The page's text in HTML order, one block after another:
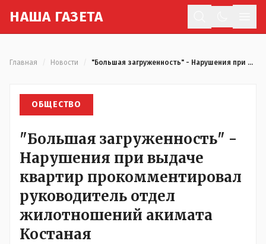
НАША ГАЗЕТА
Главная Новости "Большая загруженность" - Нарушения при выдаче квартир прокомментировал руководитель отдел жилотношений акимата Костаная
ОБЩЕСТВО
"Большая загруженность" -
Нарушения при выдаче
квартир прокомментировал
руководитель отдел
жилотношений акимата
Костаная